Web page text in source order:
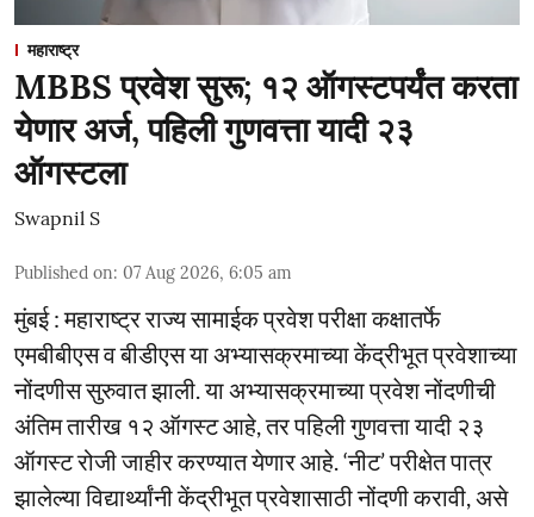
महाराष्ट्र
MBBS प्रवेश सुरू; १२ ऑगस्टपर्यंत करता
येणार अर्ज, पहिली गुणवत्ता यादी २३
ऑगस्टला
Swapnil S
Published on: 07 Aug 2026, 6:05 am
मुंबई : महाराष्ट्र राज्य सामाईक प्रवेश परीक्षा कक्षातर्फे
एमबीबीएस व बीडीएस या अभ्यासक्रमाच्या केंद्रीभूत प्रवेशाच्या
नोंदणीस सुरुवात झाली. या अभ्यासक्रमाच्या प्रवेश नोंदणीची
अंतिम तारीख १२ ऑगस्ट आहे, तर पहिली गुणवत्ता यादी २३
ऑगस्ट रोजी जाहीर करण्यात येणार आहे. ‘नीट’ परीक्षेत पात्र
झालेल्या विद्यार्थ्यांनी केंद्रीभूत प्रवेशासाठी नोंदणी करावी, असे